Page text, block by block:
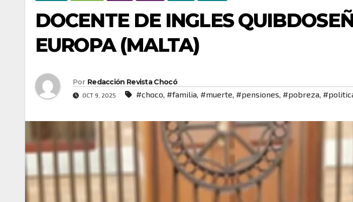
DOCENTE DE INGLES
EUROPA (MALTA)
Por Redacción Revista Chocó
OCT 9, 2025 #choco #familia #muerte #pensiones #pobreza